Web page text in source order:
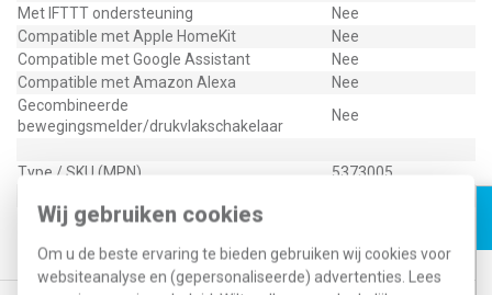
Wij gebruiken cookies
Om u de beste ervaring te bieden gebruiken wij cookies voor
websiteanalyse en (gepersonaliseerde) advertenties. Lees
Met IFTTT ondersteuning
Nee
Compatible met Apple HomeKit
Nee
Compatible met Google Assistant
Nee
Compatible met Amazon Alexa
Nee
Gecombineerde
bewegingsmelder/drukvlakschakelaar
Nee
Type / SKU (MPN)
5373005
Klusspullen artikelnummer